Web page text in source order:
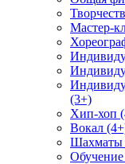
Мастер-
(3+)
Хип-хоп
Вокал
Шахматы